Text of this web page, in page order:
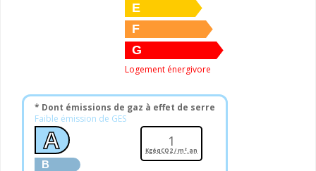
E
F
G
Logement énergivore
* Dont émissions de gaz à effet de serre
Faible émission de GES
A
B
1
KgéqCO2 / m².an